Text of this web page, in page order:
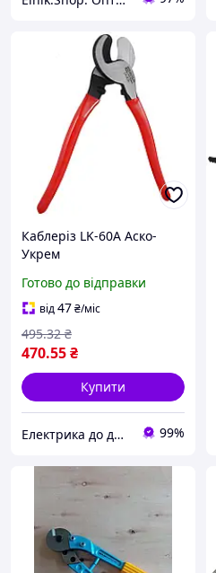
Каблеріз LK-60A Аско-
Укрем
Готово до відправки
від47₴/міс
470.55₴
495.32 ₴
Купити
Електрика до дрібниць 99%